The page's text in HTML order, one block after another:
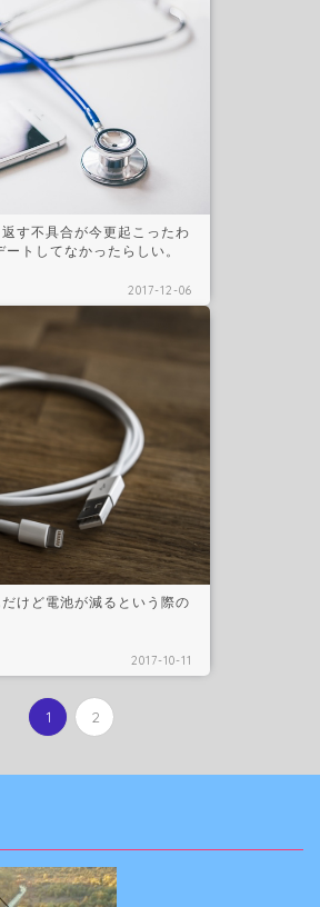
す不具合が今更起こったわ
トしてなかったらしい。
2017-12-06
けど電池が減るという際の
2017-10-11
1 2